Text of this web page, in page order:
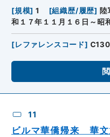
[規模] 1 [組織歴/履歴] 陸
和１７年１１月１６日～昭
[レファレンスコード]
11
ビルマ華僑帰来 華